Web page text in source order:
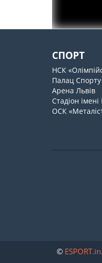
СПОРТ
НСК
Палац Спорту
Арена Львів
Стадіон
ОСК
© ESPORT